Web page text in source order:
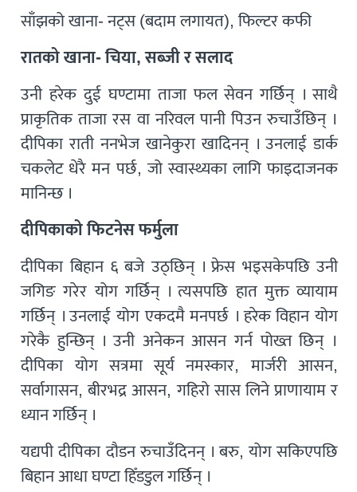
साँझको खाना- नट्स (बदाम लगायत), फिल्टर कफी
रातको खाना- चिया, सब्जी र सलाद
उनी हरेक दुई घण्टामा ताजा फल सेवन गर्छिन् । साथै
प्राकृतिक ताजा रस वा नरिवल पानी पिउन रुचाउँछिन् ।
दीपिका राती ननभेज खानेकुरा खादिनन् । उनलाई डार्क
चकलेट धेरै मन पर्छ, जो स्वास्थ्यका लागि फाइदाजनक
मानिन्छ ।
दीपिकाको फिटनेस फर्मुला
दीपिका बिहान ६ बजे उठ्छिन् । फ्रेस भइसकेपछि उनी
जगिङ गरेर योग गर्छिन् । त्यसपछि हात मुक्त व्यायाम
गर्छिन् । उनलाई योग एकदमै मनपर्छ । हरेक विहान योग
गरेकै हुन्छिन् । उनी अनेकन आसन गर्न पोख्त छिन् ।
दीपिका योग सत्रमा सूर्य नमस्कार, मार्जरी आसन,
सर्वागासन, बीरभद्र आसन, गहिरो सास लिने प्राणायाम र
ध्यान गर्छिन् ।
यद्यपी दीपिका दौडन रुचाउँदिनन् । बरु, योग सकिएपछि
बिहान आधा घण्टा हिँडडुल गर्छिन् ।